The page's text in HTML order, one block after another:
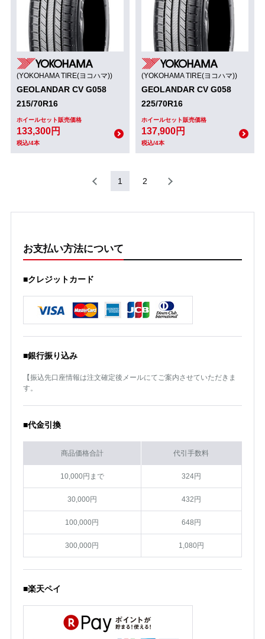
(YOKOHAMA TIRE(ヨコハマ))
GEOLANDAR CV G058
215/70R16
ホイールセット販売価格
133,300円
税込/4本
(YOKOHAMA TIRE(ヨコハマ))
GEOLANDAR CV G058
225/70R16
ホイールセット販売価格
137,900円
税込/4本
1 2
お支払い方法について
■クレジットカード
■銀行振り込み
【振込先口座情報は注文確定後メールにてご案内させていただきま
す。
■代金引換
商品価格合計 代引手数料
10,000円まで 324円
30,000円 432円
100,000円 648円
300,000円 1,080円
■楽天ペイ